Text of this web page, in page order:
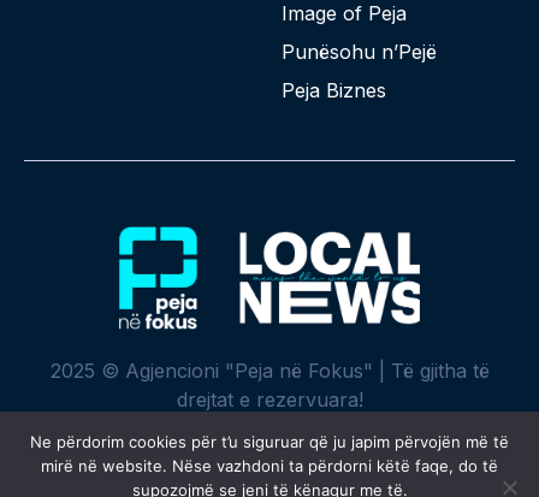
Image of Peja
Punësohu n’Pejë
Peja Biznes
2025 © Agjencioni "Peja në Fokus" | Të gjitha të
drejtat e rezervuara!
Ne përdorim cookies për t’u siguruar që ju japim përvojën më të
mirë në website. Nëse vazhdoni ta përdorni këtë faqe, do të
supozojmë se jeni të kënaqur me të.